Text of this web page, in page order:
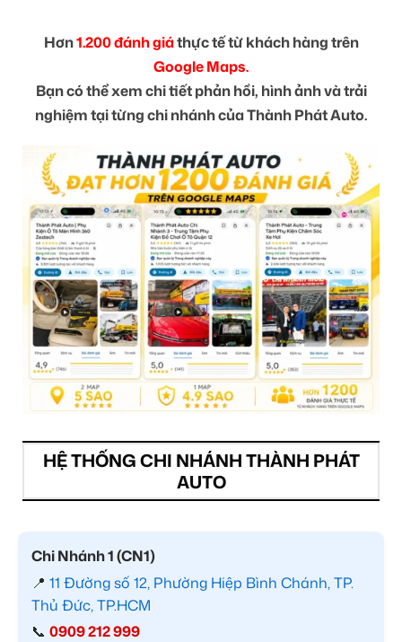
Hơn1.200 đánh giáthực tế từ khách hàng trên
Google Maps.
Bạn có thể xem chi tiết phản hồi, hình ảnh và trải
nghiệm tại từng chi nhánh của Thành Phát Auto.
HỆ THỐNG CHI NHÁNH THÀNH PHÁT
AUTO
Chi Nhánh 1 (CN1)
📍 11 Đường số 12, Phường Hiệp Bình Chánh, TP.
Thủ Đức, TP.HCM
📞 0909 212 999